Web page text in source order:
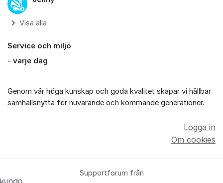
Visa alla
Service och miljö
- varje dag
Genom vår höga kunskap och goda kvalitet skapar vi hållbar
samhällsnytta för nuvarande och kommande generationer.
Supportforum från
Logga in
Om cookies